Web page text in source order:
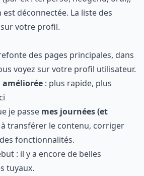
déconnectée. La liste des
votre profil.
des pages principales, dans
voyez sur votre profil utilisateur.
améliorée : plus rapide, plus
je passe mes journées (et
à transférer le contenu, corriger
fonctionnalités.
: il y a encore de belles
tuyaux.